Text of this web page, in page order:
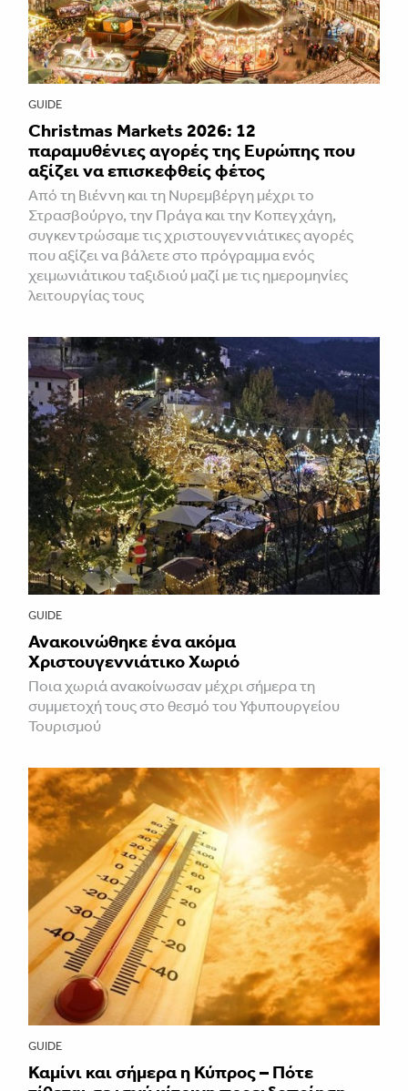
GUIDE
Christmas Markets 2026: 12
παραμυθένιες αγορές της Ευρώπης που
αξίζει να επισκεφθείς φέτος
Από τη Βιέννη και τη Νυρεμβέργη μέχρι το
Στρασβούργο, την Πράγα και την Κοπεγχάγη,
συγκεντρώσαμε τις χριστουγεννιάτικες αγορές
που αξίζει να βάλετε στο πρόγραμμα ενός
χειμωνιάτικου ταξιδιού μαζί με τις ημερομηνίες
λειτουργίας τους
GUIDE
Ανακοινώθηκε ένα ακόμα
Χριστουγεννιάτικο Χωριό
Ποια χωριά ανακοίνωσαν μέχρι σήμερα τη
συμμετοχή τους στο θεσμό του Υφυπουργείου
Τουρισμού
GUIDE
Καμίνι και σήμερα η Κύπρος – Πότε